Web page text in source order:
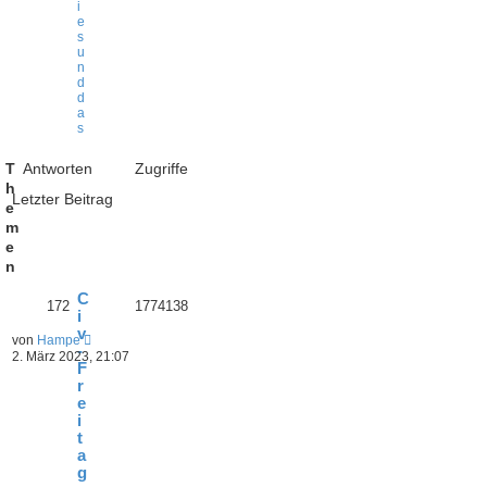
i
e
s
u
n
d
d
a
s
T
h
e
m
e
n
Antworten
Zugriffe
Letzter Beitrag
C
i
v
-
F
r
e
i
t
a
g
172 1774138
von Hampe
2. März 2023, 21:07